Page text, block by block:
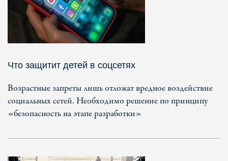
Что защитит детей в соцсетях
Возрастные запреты лишь отложат вредное воздействие
социальных сетей. Необходимо решение по принципу
«безопасность на этапе разработки»